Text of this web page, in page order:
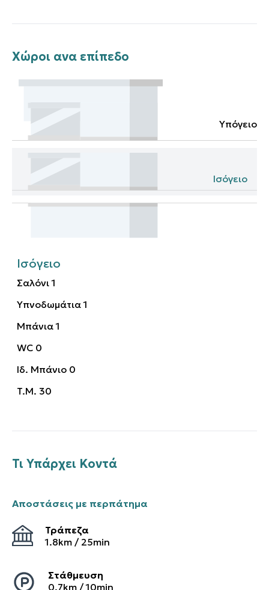
Χώροι ανα επίπεδο
Υπόγειο
Ισόγειο
Ισόγειο
Σαλόνι 1
Υπνοδωμάτια 1
Μπάνια 1
WC 0
Ιδ. Μπάνιο 0
T.M. 30
Τι Υπάρχει Κοντά
Αποστάσεις με περπάτημα
Τράπεζα
1.8km / 25min
Στάθμευση
0.7km /10min